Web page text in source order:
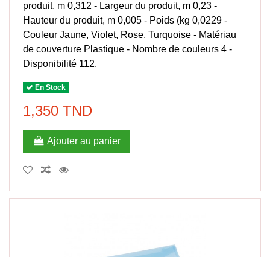
produit, m 0,312 - Largeur du produit, m 0,23 -
Hauteur du produit, m 0,005 - Poids (kg 0,0229 -
Couleur Jaune, Violet, Rose, Turquoise - Matériau
de couverture Plastique - Nombre de couleurs 4 -
Disponibilité 112.
En Stock
1,350 TND
Ajouter au panier